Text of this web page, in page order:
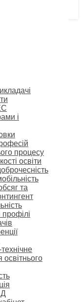
і
процесу
освіти
та
профілі
освітнього